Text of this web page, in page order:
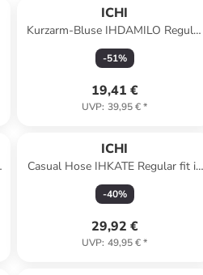
ICHI
Kurzarm-Bluse IHDAMILO Regular
fit in Beryl Green
-51%
19,41 €
UVP: 39,95 €*
ICHI
Casual Hose IHKATE Regular fit in
Blue Mirage Flock Dot
-40%
29,92 €
UVP: 49,95 €*